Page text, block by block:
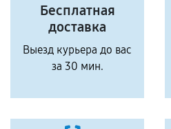
Бесплатная
доставка
Выезд курьера до вас
за 30 мин.